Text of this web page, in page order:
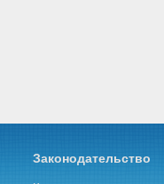
Законодательство